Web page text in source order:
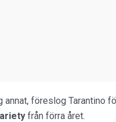
annat, föreslog Tarantino
från förra året.